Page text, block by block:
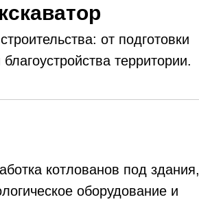
от подготовки
территории.
котлованов под здания,
оборудование и